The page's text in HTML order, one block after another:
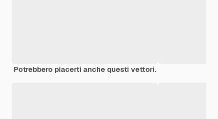
Potrebbero piacerti anche questi vettori.